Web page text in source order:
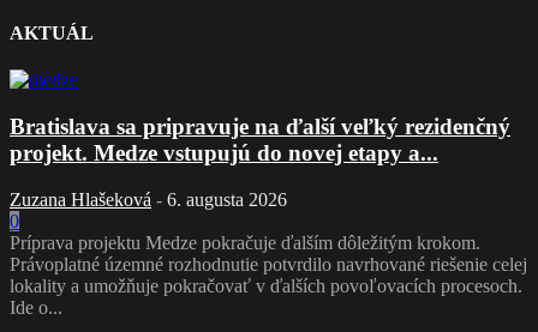
AKTUÁL
Bratislava sa pripravuje na ďalší veľký rezidenčný
projekt. Medze vstupujú do novej etapy a...
Zuzana Hlašeková - 6. augusta 2026
0
Príprava projektu Medze pokračuje ďalším dôležitým krokom.
Právoplatné územné rozhodnutie potvrdilo navrhované riešenie celej
lokality a umožňuje pokračovať v ďalších povoľovacích procesoch.
Ide o...